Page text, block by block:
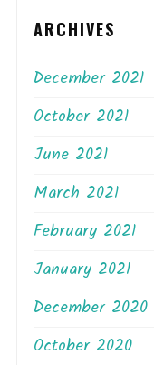
ARCHIVES
December 2021
October 2021
June 2021
March 2021
February 2021
January 2021
December 2020
October 2020